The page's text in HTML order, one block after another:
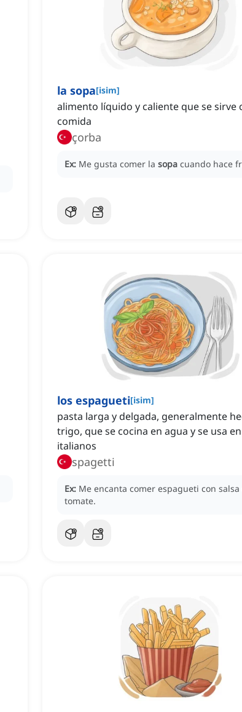
la sopa[isim]
alimento líquido y caliente que se sirve
comida
çorba
Ex: Me gusta comer la sopa cuando hace
los espagueti[isim]
pasta larga y delgada, generalmente
trigo, que se cocina en agua y se usa
italianos
spagetti
Ex: Me encanta comer espagueti con salsa
tomate.